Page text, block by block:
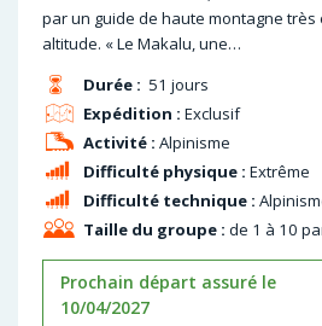
par un guide de haute montagne
altitude. « Le Makalu, une…
Durée : 51 jours
Difficulté physique : Extrême
Expédition : Exclusif
Difficulté technique :
Activité : Alpinisme
Taille du groupe : de 1 à 10
Prochain départ assuré le
10/04/2027